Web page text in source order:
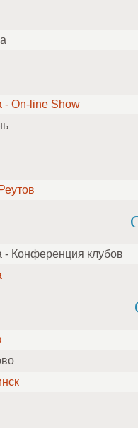
- On-line Show
- Конференция клубов